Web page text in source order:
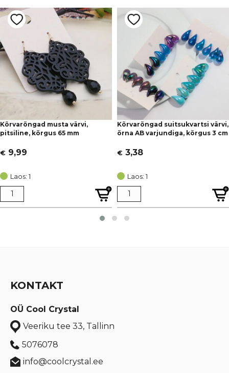
Kõrvarõngad musta värvi,
pitsiline, kõrgus 65 mm
€ 9,99
Laos: 1
Kõrvarõngad suitsukvartsi värvi,
õrna AB varjundiga, kõrgus 3 cm
€ 3,38
Laos: 1
KONTAKT
OÜ Cool Crystal
Veeriku tee 33, Tallinn
5076078
info@coolcrystal.ee